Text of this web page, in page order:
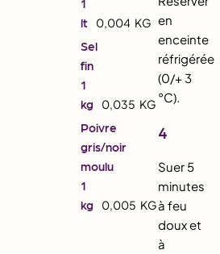
1
lt
0,004 KG
Sel
fin
1
kg
0,035 KG
Poivre
gris/noir
moulu
1
kg
0,005 KG
en
enceinte
réfrigérée
(0/+ 3
°C).
4
Suer 5
minutes
à feu
doux et
à